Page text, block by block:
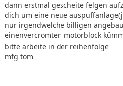
dann erstmal gescheite felgen
dich um eine neue
nur irgendwelche billigen
einenvercromten motorblock
bitte arbeite in der reihenfolge
mfg tom